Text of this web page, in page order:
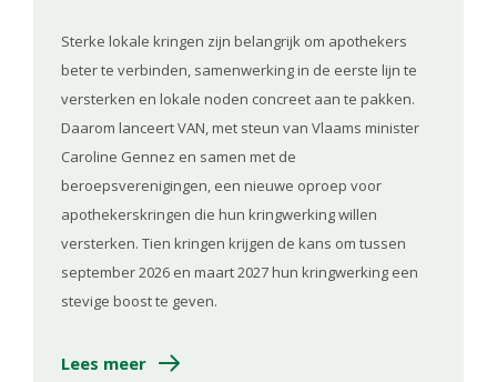
Sterke lokale kringen zijn belangrijk om apothekers
beter te verbinden, samenwerking in de eerste lijn te
versterken en lokale noden concreet aan te pakken.
Daarom lanceert VAN, met steun van Vlaams minister
Caroline Gennez en samen met de
beroepsverenigingen, een nieuwe oproep voor
apothekerskringen die hun kringwerking willen
versterken. Tien kringen krijgen de kans om tussen
september 2026 en maart 2027 hun kringwerking een
stevige boost te geven.
Lees meer